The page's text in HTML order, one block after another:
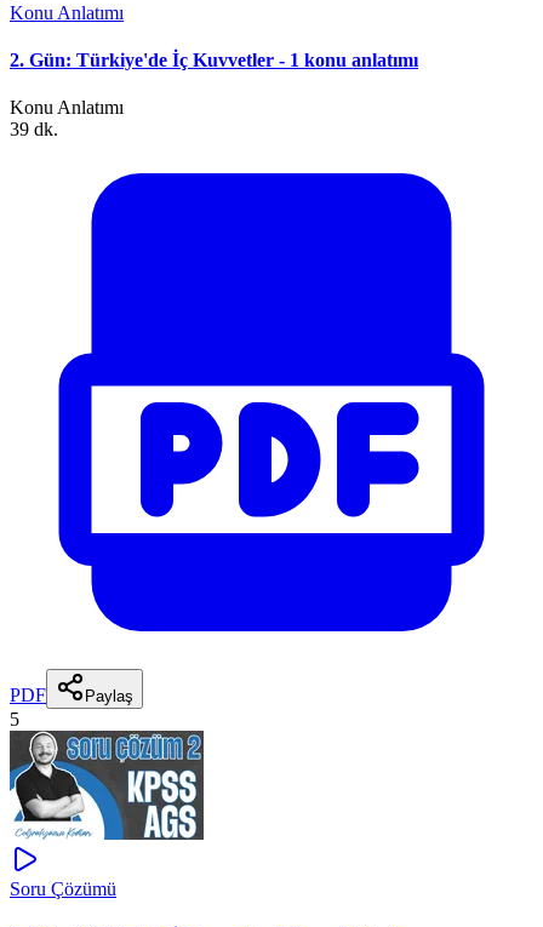
Konu Anlatımı
2. Gün: Türkiye'de İç Kuvvetler - 1 konu anlatımı
Konu Anlatımı
39 dk.
PDF Paylaş
5
Soru Çözümü